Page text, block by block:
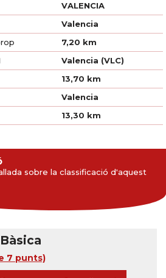
VALENCIA
Valencia
7,20 km
Valencia (VLC)
13,70 km
Valencia
13,30 km
sobre la classificació d'aquest
Bàsica
7 punts)